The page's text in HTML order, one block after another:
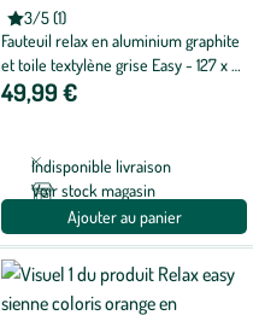
3/5 (1)
Note
moyenne
de
3
sur
Fauteuil relax en aluminium graphite
et toile textylène grise Easy - 127 x 61
x 28,5 cm
49,99 €
Indisponible livraison
Voir stock magasin
Ajouter au panier